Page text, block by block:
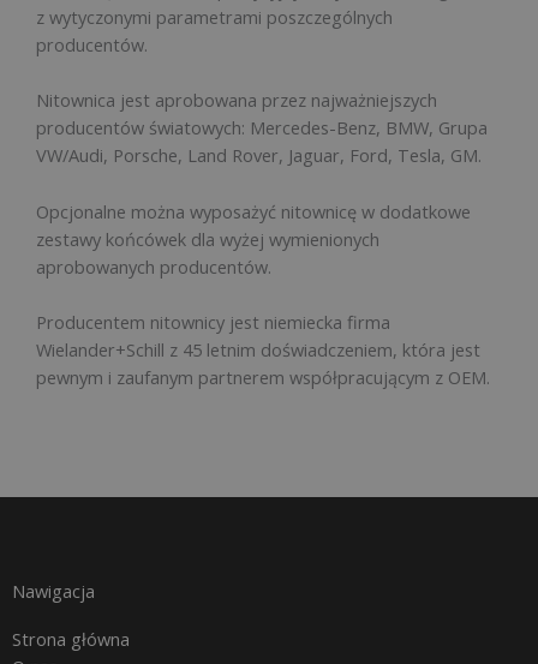
z wytyczonymi parametrami poszczególnych
producentów.
Nitownica jest aprobowana przez najważniejszych
producentów światowych: Mercedes-Benz, BMW, Grupa
VW/Audi, Porsche, Land Rover, Jaguar, Ford, Tesla, GM.
Opcjonalne można wyposażyć nitownicę w dodatkowe
zestawy końcówek dla wyżej wymienionych
aprobowanych producentów.
Producentem nitownicy jest niemiecka firma
Wielander+Schill z 45 letnim doświadczeniem, która jest
pewnym i zaufanym partnerem współpracującym z OEM.
Nawigacja
Strona główna